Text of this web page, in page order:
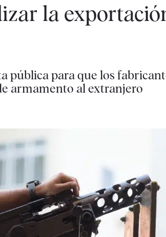
la
pública para que los
armamento al extranjero